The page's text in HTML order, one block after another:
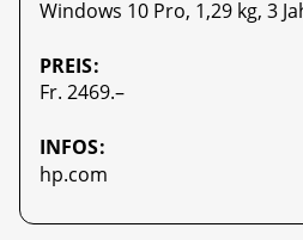
Windows 10 Pro, 1,29 kg, 3
PREIS:
Fr. 2469.–
INFOS:
hp.com